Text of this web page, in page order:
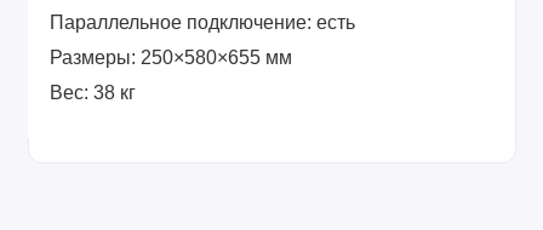
Параллельное подключение: есть
Размеры: 250×580×655 мм
Вес: 38 кг